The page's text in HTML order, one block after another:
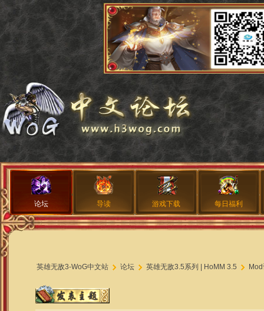
论坛 导读 游戏下载 每日福利
英雄无敌3-WoG中文站 论坛 英雄无敌3.5系列 | HoMM 3.5